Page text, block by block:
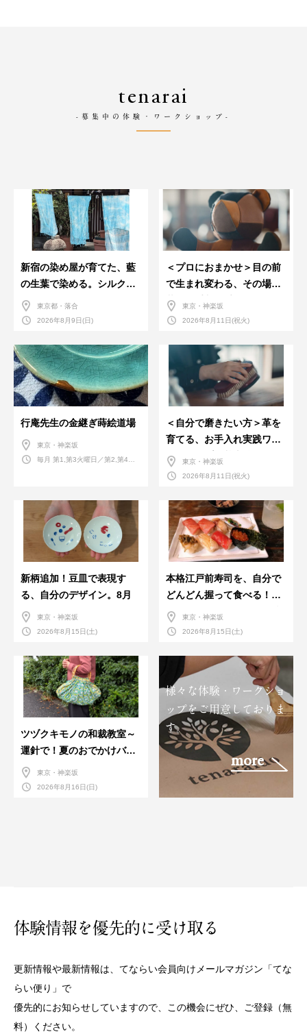
tenarai
-募集中の体験・ワークショップ-
新宿の染め屋が育てた、藍
の生葉で染める。シルクの
ストール
東京都・落合
2026年8月9日(日)
＜プロにおまかせ＞目の前
で生まれ変わる、その場で
革のお手入れ受付会。
東京・神楽坂
2026年8月11日(祝火)
行庵先生の金継ぎ蒔絵道場
東京・神楽坂
毎月 第1,第3火曜日／第2,第4火
＜自分で磨きたい方＞革を
育てる、お手入れ実践ワー
クショップ。基本編！
東京・神楽坂
2026年8月11日(祝火)
新柄追加！豆皿で表現す
る、自分のデザイン。8月
東京・神楽坂
2026年8月15日(土)
本格江戸前寿司を、自分で
どんどん握って食べる！職
人さんに教わる＜握りの練
習会＞８月
東京・神楽坂
2026年8月15日(土)
ツヅクキモノの和裁教室～
運針で！夏のおでかけバン
ダナバッグづくり～
東京・神楽坂
2026年8月16日(日)
様々な体験・ワークショ
ップをご用意しておりま
す。
more
体験情報を優先的に受け取る
更新情報や最新情報は、てならい会員向けメールマガジン「てな
らい便り」で
優先的にお知らせしていますので、この機会にぜひ、ご登録（無
料）ください。